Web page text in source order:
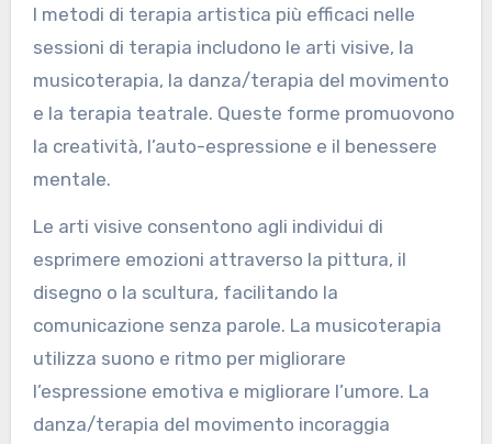
I metodi di terapia artistica più efficaci nelle
sessioni di terapia includono le arti visive, la
musicoterapia, la danza/terapia del movimento
e la terapia teatrale. Queste forme promuovono
la creatività, l’auto-espressione e il benessere
mentale.
Le arti visive consentono agli individui di
esprimere emozioni attraverso la pittura, il
disegno o la scultura, facilitando la
comunicazione senza parole. La musicoterapia
utilizza suono e ritmo per migliorare
l’espressione emotiva e migliorare l’umore. La
danza/terapia del movimento incoraggia